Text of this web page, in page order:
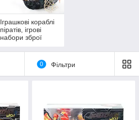
Іграшкові кораблі
піратів, ігрові
набори зброї
0 Фільтри